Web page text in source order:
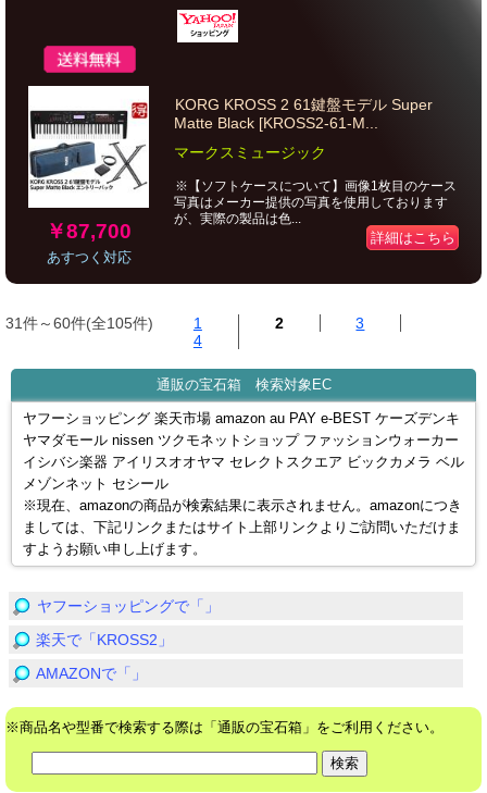
￥87,700
あすつく対応
KORG KROSS 2 61鍵盤モデル Super
Matte Black [KROSS2-61-M...
マークスミュージック
※【ソフトケースについて】画像1枚目のケース
写真はメーカー提供の写真を使用しております
が、実際の製品は色...
詳細はこちら
31件～60件(全105件) 1 2
3
4
通販の宝石箱 検索対象EC
ヤフーショッピング 楽天市場 amazon au PAY e-BEST ケーズデンキ
ヤマダモール nissen ツクモネットショップ ファッションウォーカー
イシバシ楽器 アイリスオオヤマ セレクトスクエア ビックカメラ ベル
メゾンネット セシール
※現在、amazonの商品が検索結果に表示されません。amazonにつき
ましては、下記リンクまたはサイト上部リンクよりご訪問いただけま
すようお願い申し上げます。
ヤフーショッピングで「」
楽天で「KROSS2」
AMAZONで「」
※商品名や型番で検索する際は「通販の宝石箱」をご利用ください。